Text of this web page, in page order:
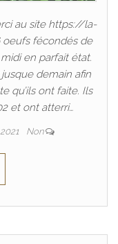
au site https://la-
oeufs fécondés de
en parfait état.
demain afin
qu’ils ont faite. Ils
et ont atterri…
Non